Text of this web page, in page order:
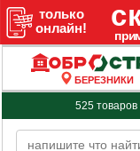
БЕРЕЗНИКИ
525 товаров